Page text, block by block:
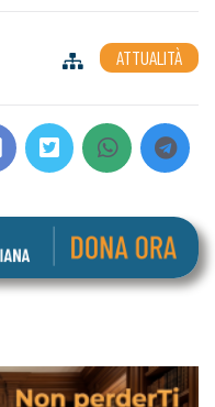
ATTUALITÀ